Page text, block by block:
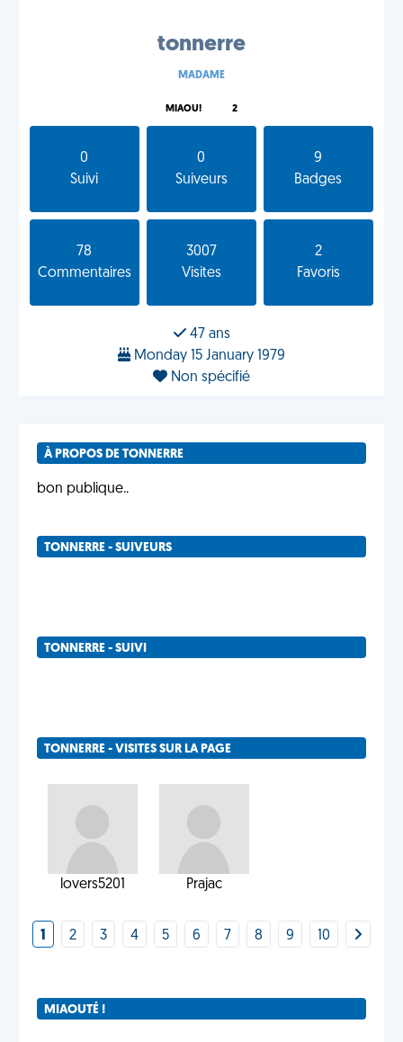
tonnerre
MADAME
MIAOU! 2
0
Suivi
0
Suiveurs
9
Badges
78
Commentaires
3007
Visites
2
Favoris
47 ans
Monday 15 January 1979
Non spécifié
À PROPOS DE TONNERRE
bon publique..
TONNERRE - SUIVEURS
TONNERRE - SUIVI
TONNERRE - VISITES SUR LA PAGE
lovers5201 Prajac
1 2 3 4 5 6 7 8 9 10
MIAOUTÉ !